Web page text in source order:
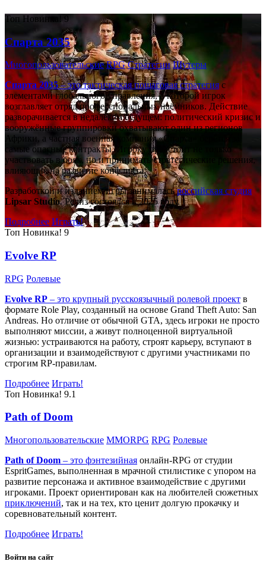
Топ Новинка! 9
Спарта 2035
Многопользовательские RPG Стратегии Шутеры
Спарта 2035– это тактическаяпошаговая стратегияс
элементами глобального управления, в которой игрок
возглавляет отряд профессиональных наёмников. Действие
разворачивается в недалёком будущем: политический кризис и
вооружённые группировки охватывают один из регионов
Африки, а частная военная компания «Спарта» берётся за
самые опасные контракты. Игроку предстоит не только
участвовать в боях, но и принимать стратегические решения,
влияющие на развитие конфликта.
Разработкой и изданием игры занималасьроссийская студия
Lipsar Studio. Релиз состоялся в 2025 году.
Подробнее Играть!
Топ Новинка! 9
Evolve RP
RPG Ролевые
Evolve RP – это крупный русскоязычный ролевой проект в
формате Role Play, созданный на основе Grand Theft Auto: San
Andreas. Но отличие от обычной GTA, здесь игроки не просто
выполняют миссии, а живут полноценной виртуальной
жизнью: устраиваются на работу, строят карьеру, вступают в
организации и взаимодействуют с другими участниками по
строгим RP-правилам.
Подробнее Играть!
Топ Новинка! 9.1
Path of Doom
Многопользовательские MMORPG RPG Ролевые
Path of Doom – это фэнтезийная онлайн-RPG от студии
EspritGames, выполненная в мрачной стилистике с упором на
развитие персонажа и активное взаимодействие с другими
игроками. Проект ориентирован как на любителей сюжетных
приключений, так и на тех, кто ценит долгую прокачку и
соревновательный контент.
Подробнее Играть!
Войти на сайт